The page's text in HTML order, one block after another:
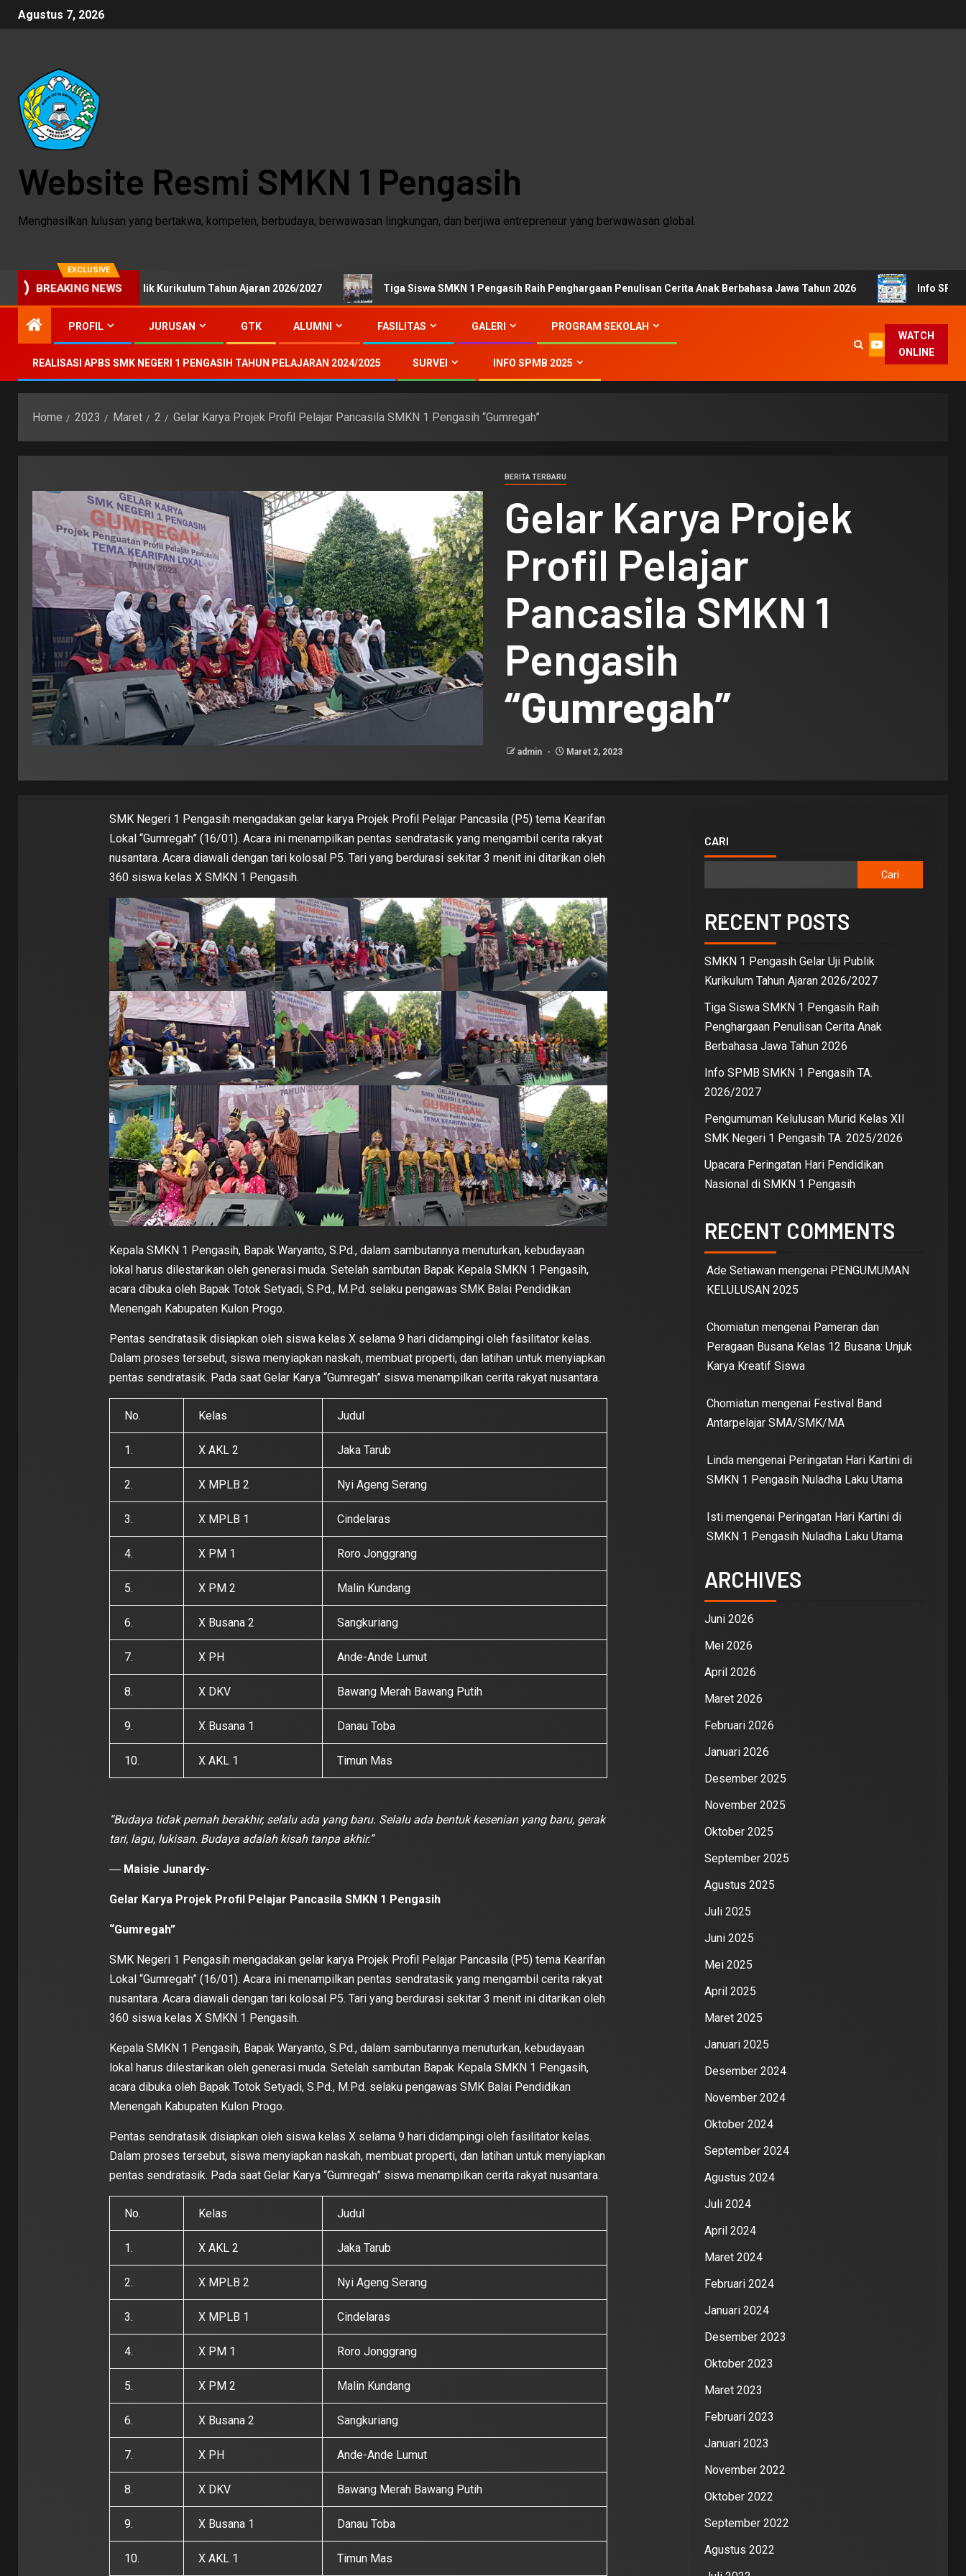
Agustus 7, 2026
Website Resmi SMKN 1 Pengasih
Menghasilkan lulusan yang bertakwa, kompeten, berbudaya, berwawasan lingkungan, dan berjiwa entrepreneur yang berwawasan global.
EXCLUSIVE
BREAKING NEWS
Gelar Uji Publik Kurikulum Tahun Ajaran 2026/2027 Tiga Siswa SMKN 1 Pengasih Raih Penghargaan Penulisan Cerita Anak Berbahasa Jawa Tahun 2026 Info SPMB SMKN
PROFIL JURUSAN GTK ALUMNI FASILITAS GALERI PROGRAM SEKOLAH
REALISASI APBS SMK NEGERI 1 PENGASIH TAHUN PELAJARAN 2024/2025 SURVEI INFO SPMB 2025
WATCH
ONLINE
Home 2023 Maret 2 Gelar Karya Projek Profil Pelajar Pancasila SMKN 1 Pengasih “Gumregah”
BERITA TERBARU
Gelar Karya Projek
Profil Pelajar
Pancasila SMKN 1
Pengasih
“Gumregah”
admin Maret 2, 2023
SMK Negeri 1 Pengasih mengadakan gelar karya Projek Profil Pelajar Pancasila (P5) tema Kearifan
Lokal “Gumregah” (16/01). Acara ini menampilkan pentas sendratasik yang mengambil cerita rakyat
nusantara. Acara diawali dengan tari kolosal P5. Tari yang berdurasi sekitar 3 menit ini ditarikan oleh
360 siswa kelas X SMKN 1 Pengasih.
Kepala SMKN 1 Pengasih, Bapak Waryanto, S.Pd., dalam sambutannya menuturkan, kebudayaan
lokal harus dilestarikan oleh generasi muda. Setelah sambutan Bapak Kepala SMKN 1 Pengasih,
acara dibuka oleh Bapak Totok Setyadi, S.Pd., M.Pd. selaku pengawas SMK Balai Pendidikan
Menengah Kabupaten Kulon Progo.
Pentas sendratasik disiapkan oleh siswa kelas X selama 9 hari didampingi oleh fasilitator kelas.
Dalam proses tersebut, siswa menyiapkan naskah, membuat properti, dan latihan untuk menyiapkan
pentas sendratasik. Pada saat Gelar Karya “Gumregah” siswa menampilkan cerita rakyat nusantara.
No. Kelas Judul
1. X AKL 2 Jaka Tarub
2. X MPLB 2 Nyi Ageng Serang
3. X MPLB 1 Cindelaras
4. X PM 1 Roro Jonggrang
5. X PM 2 Malin Kundang
6. X Busana 2 Sangkuriang
7. X PH Ande-Ande Lumut
8. X DKV Bawang Merah Bawang Putih
9. X Busana 1 Danau Toba
10. X AKL 1 Timun Mas
“Budaya tidak pernah berakhir, selalu ada yang baru. Selalu ada bentuk kesenian yang baru, gerak
tari, lagu, lukisan. Budaya adalah kisah tanpa akhir.”
― Maisie Junardy-
Gelar Karya Projek Profil Pelajar Pancasila SMKN 1 Pengasih
“Gumregah”
SMK Negeri 1 Pengasih mengadakan gelar karya Projek Profil Pelajar Pancasila (P5) tema Kearifan
Lokal “Gumregah” (16/01). Acara ini menampilkan pentas sendratasik yang mengambil cerita rakyat
nusantara. Acara diawali dengan tari kolosal P5. Tari yang berdurasi sekitar 3 menit ini ditarikan oleh
360 siswa kelas X SMKN 1 Pengasih.
Kepala SMKN 1 Pengasih, Bapak Waryanto, S.Pd., dalam sambutannya menuturkan, kebudayaan
lokal harus dilestarikan oleh generasi muda. Setelah sambutan Bapak Kepala SMKN 1 Pengasih,
acara dibuka oleh Bapak Totok Setyadi, S.Pd., M.Pd. selaku pengawas SMK Balai Pendidikan
Menengah Kabupaten Kulon Progo.
Pentas sendratasik disiapkan oleh siswa kelas X selama 9 hari didampingi oleh fasilitator kelas.
Dalam proses tersebut, siswa menyiapkan naskah, membuat properti, dan latihan untuk menyiapkan
pentas sendratasik. Pada saat Gelar Karya “Gumregah” siswa menampilkan cerita rakyat nusantara.
No. Kelas Judul
1. X AKL 2 Jaka Tarub
2. X MPLB 2 Nyi Ageng Serang
3. X MPLB 1 Cindelaras
4. X PM 1 Roro Jonggrang
5. X PM 2 Malin Kundang
6. X Busana 2 Sangkuriang
7. X PH Ande-Ande Lumut
8. X DKV Bawang Merah Bawang Putih
9. X Busana 1 Danau Toba
10. X AKL 1 Timun Mas
CARI
Cari
RECENT POSTS
SMKN 1 Pengasih Gelar Uji Publik
Kurikulum Tahun Ajaran 2026/2027
Tiga Siswa SMKN 1 Pengasih Raih
Penghargaan Penulisan Cerita Anak
Berbahasa Jawa Tahun 2026
Info SPMB SMKN 1 Pengasih TA.
2026/2027
Pengumuman Kelulusan Murid Kelas XII
SMK Negeri 1 Pengasih TA. 2025/2026
Upacara Peringatan Hari Pendidikan
Nasional di SMKN 1 Pengasih
RECENT COMMENTS
Ade Setiawanmengenai PENGUMUMAN
KELULUSAN 2025
Chomiatunmengenai Pameran dan
Peragaan Busana Kelas 12 Busana: Unjuk
Karya Kreatif Siswa
Chomiatunmengenai Festival Band
Antarpelajar SMA/SMK/MA
Lindamengenai Peringatan Hari Kartini di
SMKN 1 Pengasih Nuladha Laku Utama
Istimengenai Peringatan Hari Kartini di
SMKN 1 Pengasih Nuladha Laku Utama
ARCHIVES
Juni 2026
Mei 2026
April 2026
Maret 2026
Februari 2026
Januari 2026
Desember 2025
November 2025
Oktober 2025
September 2025
Agustus 2025
Juli 2025
Juni 2025
Mei 2025
April 2025
Maret 2025
Januari 2025
Desember 2024
November 2024
Oktober 2024
September 2024
Agustus 2024
Juli 2024
April 2024
Maret 2024
Februari 2024
Januari 2024
Desember 2023
Oktober 2023
Maret 2023
Februari 2023
Januari 2023
November 2022
Oktober 2022
September 2022
Agustus 2022